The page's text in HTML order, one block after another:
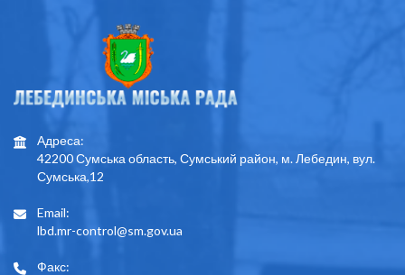
Адреса:
42200 Сумська область, Сумський район, м. Лебедин, вул.
Сумська,12
Email:
lbd.mr-control@sm.gov.ua
Факс: